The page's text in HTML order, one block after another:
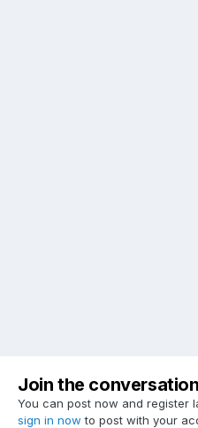
Join the conversation
You can post now and register
sign in now to post with your